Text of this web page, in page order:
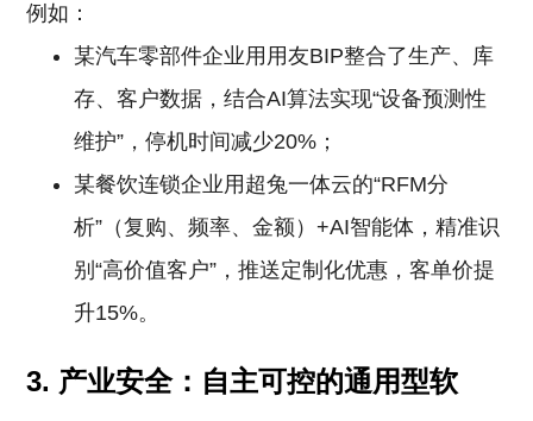
例如：
某汽车零部件企业用用友BIP整合了生产、库
存、客户数据，结合AI算法实现“设备预测性
维护”，停机时间减少20%；
某餐饮连锁企业用超兔一体云的“RFM分
析”（复购、频率、金额）+AI智能体，精准识
别“高价值客户”，推送定制化优惠，客单价提
升15%。
3. 产业安全：自主可控的通用型软